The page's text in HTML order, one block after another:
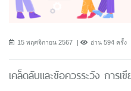
15 พฤศจิกายน 2567 อ่าน 594 ครั้ง
เคล็ดลับและข้อควรระวัง การ